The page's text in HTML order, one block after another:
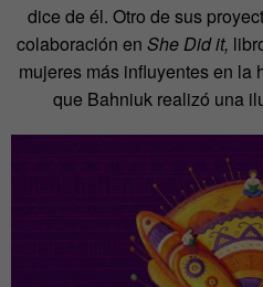
dice de él. Otro de sus
colaboración en She Did it,
mujeres más influyentes en la
que Bahniuk realizó una